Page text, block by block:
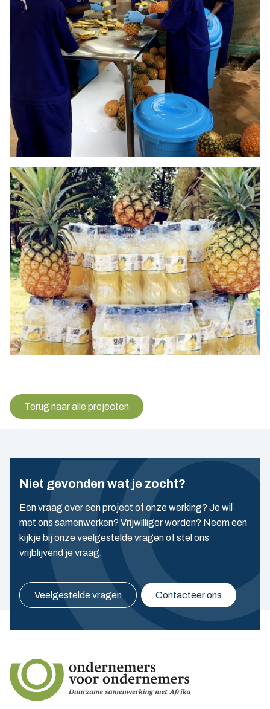
Terug naar alle projecten
Niet gevonden wat je zocht?
Een vraag over een project of onze werking? Je wil
met ons samenwerken? Vrijwilliger worden? Neem een
kijkje bij onze veelgestelde vragen of stel ons
vrijblijvend je vraag.
Veelgestelde vragen Contacteer ons